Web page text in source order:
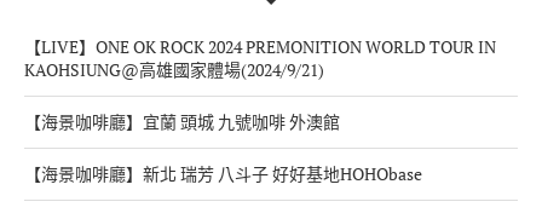
【LIVE】ONE OK ROCK 2024 PREMONITION WORLD TOUR IN
KAOHSIUNG@高雄國家體場(2024/9/21)
【海景咖啡廳】宜蘭 頭城 九號咖啡 外澳館
【海景咖啡廳】新北 瑞芳 八斗子 好好基地HOHObase